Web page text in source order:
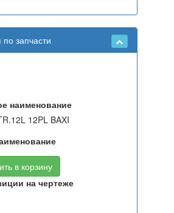
запчасти
наименование
12PL BAXI
в корзину
на чертеже